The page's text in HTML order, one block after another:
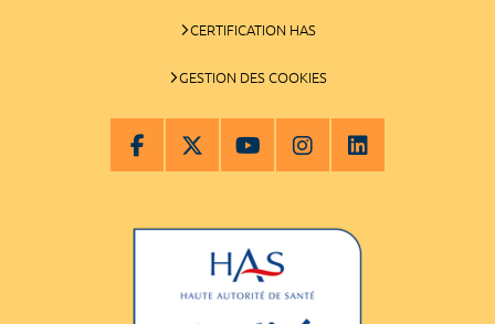
CERTIFICATION HAS
GESTION DES COOKIES